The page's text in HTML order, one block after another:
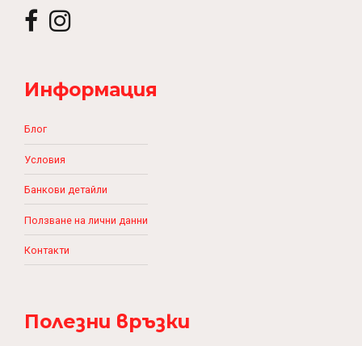
Информация
Блог
Условия
Банкови детайли
Ползване на лични данни
Контакти
Полезни връзки